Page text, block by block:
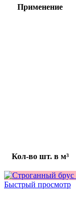
Применение
Кол-во шт. в м³
Быстрый просмотр